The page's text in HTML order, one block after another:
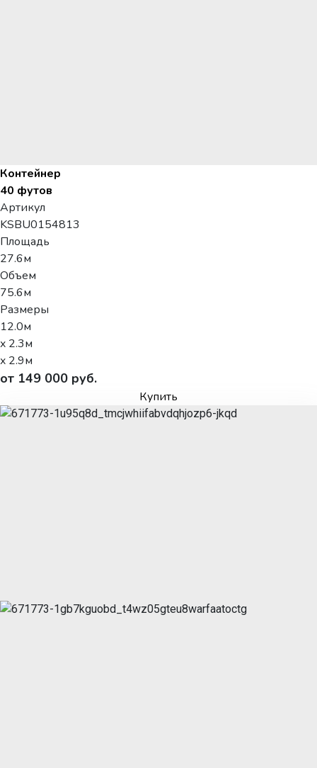
Контейнер
40 футов
Артикул
KSBU0154813
Площадь
27.6м
Объем
75.6м
Размеры
12.0м
x 2.3м
x 2.9м
от 149 000 руб.
Купить